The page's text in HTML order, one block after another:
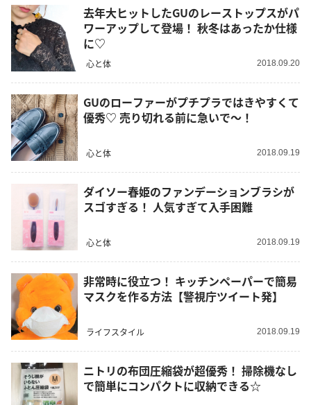
去年大ヒットしたGUのレーストップスがパ
ワーアップして登場！ 秋冬はあったか仕様
に♡
心と体 2018.09.20
GUのローファーがプチプラではきやすくて
優秀♡ 売り切れる前に急いで〜！
心と体 2018.09.19
ダイソー春姫のファンデーションブラシが
スゴすぎる！ 人気すぎて入手困難
心と体 2018.09.19
非常時に役立つ！ キッチンペーパーで簡易
マスクを作る方法【警視庁ツイート発】
ライフスタイル 2018.09.19
ニトリの布団圧縮袋が超優秀！ 掃除機なし
で簡単にコンパクトに収納できる☆